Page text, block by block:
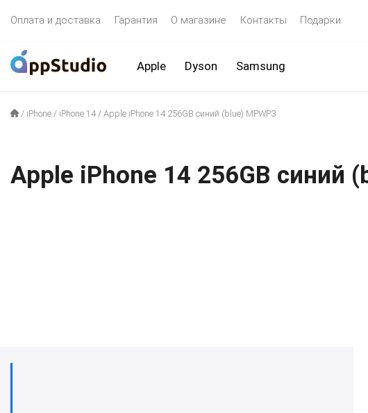
Оплата и доставка Гарантия О магазине Контакты Подарки
Apple Dyson Samsung
/ iPhone / iPhone 14/ Apple iPhone 14 256GB синий (blue) MPWP3
Apple iPhone 14 256GB синий